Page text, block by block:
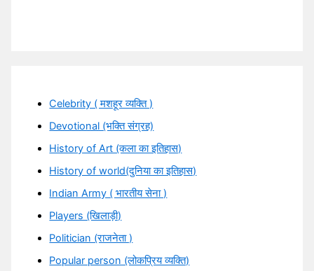
Celebrity ( मशहूर व्यक्ति )
Devotional (भक्ति संग्रह)
History of Art (कला का इतिहास)
History of world(दुनिया का इतिहास)
Indian Army ( भारतीय सेना )
Players (खिलाड़ी)
Politician (राजनेता )
Popular person (लोकप्रिय व्यक्ति)